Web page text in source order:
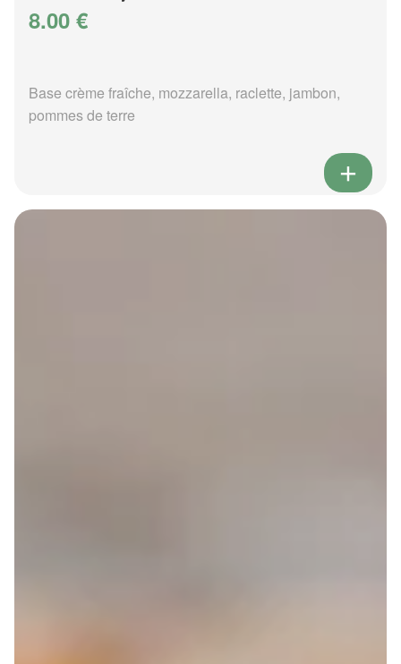
8.00 €
Base crème fraîche, mozzarella, raclette, jambon,
pommes de terre